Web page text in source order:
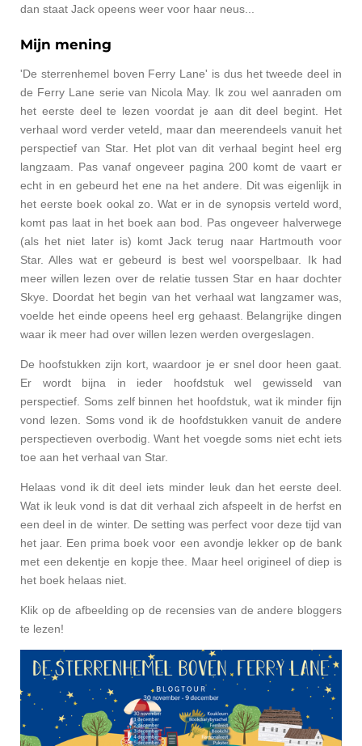
dan staat Jack opeens weer voor haar neus...
Mijn mening
'De sterrenhemel boven Ferry Lane' is dus het tweede deel in
de Ferry Lane serie van Nicola May. Ik zou wel aanraden om
het eerste deel te lezen voordat je aan dit deel begint. Het
verhaal word verder veteld, maar dan meerendeels vanuit het
perspectief van Star. Het plot van dit verhaal begint heel erg
langzaam. Pas vanaf ongeveer pagina 200 komt de vaart er
echt in en gebeurd het ene na het andere. Dit was eigenlijk in
het eerste boek ookal zo. Wat er in de synopsis verteld word,
komt pas laat in het boek aan bod. Pas ongeveer halverwege
(als het niet later is) komt Jack terug naar Hartmouth voor
Star. Alles wat er gebeurd is best wel voorspelbaar. Ik had
meer willen lezen over de relatie tussen Star en haar dochter
Skye. Doordat het begin van het verhaal wat langzamer was,
voelde het einde opeens heel erg gehaast. Belangrijke dingen
waar ik meer had over willen lezen werden overgeslagen.
De hoofstukken zijn kort, waardoor je er snel door heen gaat.
Er wordt bijna in ieder hoofdstuk wel gewisseld van
perspectief. Soms zelf binnen het hoofdstuk, wat ik minder fijn
vond lezen. Soms vond ik de hoofdstukken vanuit de andere
perspectieven overbodig. Want het voegde soms niet echt iets
toe aan het verhaal van Star.
Helaas vond ik dit deel iets minder leuk dan het eerste deel.
Wat ik leuk vond is dat dit verhaal zich afspeelt in de herfst en
een deel in de winter. De setting was perfect voor deze tijd van
het jaar. Een prima boek voor een avondje lekker op de bank
met een dekentje en kopje thee. Maar heel origineel of diep is
het boek helaas niet.
Klik op de afbeelding op de recensies van de andere bloggers
te lezen!